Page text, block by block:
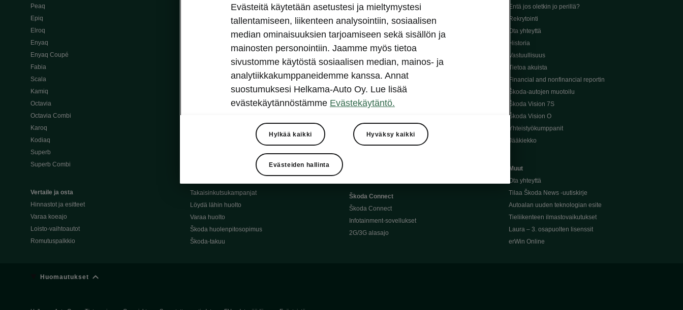
Peaq
Epiq
Elroq
Enyaq
Enyaq Coupé
Fabia
Scala
Kamiq
Octavia
Octavia Combi
Karoq
Kodiaq
Superb
Superb Combi
Vertaile ja osta
Hinnastot ja esitteet
Varaa koeajo
Loisto-vaihtoautot
Romutuspalkkio
Osta Škoda verkossa
Škoda Yksityisleasing
Škodan Vakuutus
Škoda 4×4 -mallit
Škoda-katumaasturimallit
Alkuperäiset Škoda-varaosat
Alkuperäiset Škoda-moottoriöljyt
Takaisinkutsukampanjat
Löydä lähin huolto
Varaa huolto
Škoda huolenpitosopimus
Škoda-takuu
Avustinjärjestelmät
Sähköautot ja hybridit
Sähköautot ja hybridit
Ladattavat hybridit
Vinkkejä sähköautoiluun
Ajoakku ja turvallisuus
Ohjelmiston päivitys
Kotilataus
Latauspisteet kartalla
Škoda Connect
Škoda Connect
Infotainment-sovellukset
2G/3G alasajo
Entä jos oletkin jo perillä?
Rekrytointi
Ota yhteyttä
Historia
Vastuullisuus
Tietoa akuista
Financial and nonfinancial reportin
Škoda-autojen muotoilu
Škoda Vision 7S
Škoda Vision O
Yhteistyökumppanit
Jääkiekko
Muut
Ota yhteyttä
Tilaa Škoda News -uutiskirje
Autoalan uuden teknologian esite
Tieliikenteen ilmastovaikutukset
Laura – 3. osapuolten lisenssit
erWin Online
Huomautukset
Evästeitä käytetään asetustesi ja mieltymystesi
tallentamiseen, liikenteen analysointiin, sosiaalisen
median ominaisuuksien tarjoamiseen sekä sisällön ja
mainosten personointiin. Jaamme myös tietoa
sivustomme käytöstä sosiaalisen median, mainos- ja
analytiikkakumppaneidemme kanssa. Annat
suostumuksesi Helkama-Auto Oy. Lue lisää
evästekäytännöstämme Evästekäytäntö.
Hylkää kaikki Hyväksy kaikki
Evästeiden hallinta